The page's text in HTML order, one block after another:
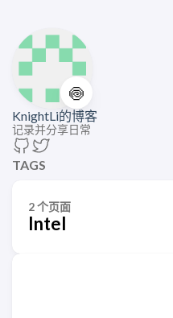
🍥
KnightLi的博客
记录并分享日常
TAGS
2 个页面
Intel